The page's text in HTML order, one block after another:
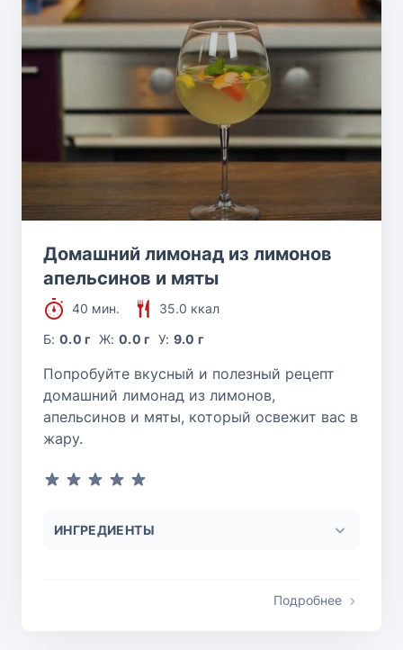
Домашний лимонад из лимонов
апельсинов и мяты
40 мин.
35.0 ккал
Б:0.0 г Ж: 0.0 г У: 9.0 г
Попробуйте вкусный и полезный рецепт
домашний лимонад из лимонов,
апельсинов и мяты, который освежит вас в
жару.
ИНГРЕДИЕНТЫ
Подробнее